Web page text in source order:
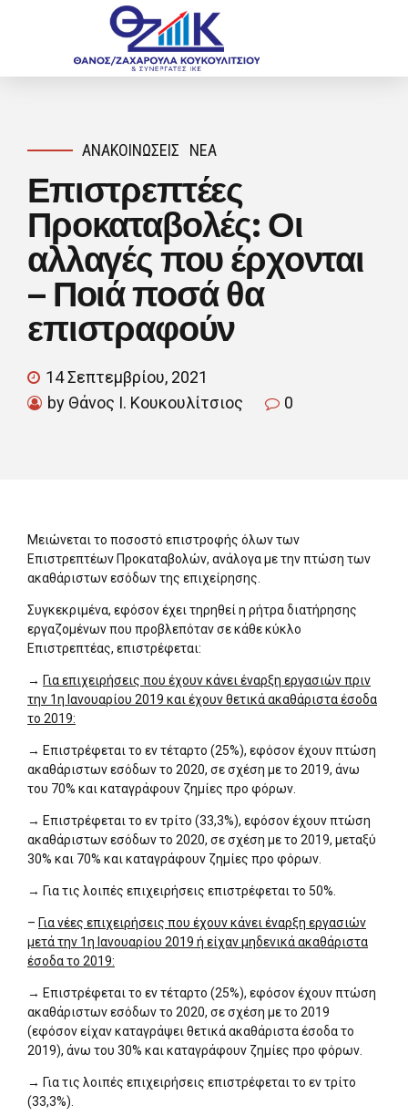
ΑΝΑΚΟΙΝΏΣΕΙΣ ΝΈΑ
Επιστρεπτέες
Προκαταβολές: Οι
αλλαγές που έρχονται
– Ποιά ποσά θα
επιστραφούν
14 Σεπτεμβρίου, 2021
by Θάνος Ι. Κουκουλίτσιος
0
Μειώνεται το ποσοστό επιστροφής όλων των
Επιστρεπτέων Προκαταβολών, ανάλογα με την πτώση των
ακαθάριστων εσόδων της επιχείρησης.
Συγκεκριμένα, εφόσον έχει τηρηθεί η ρήτρα διατήρησης
εργαζομένων που προβλεπόταν σε κάθε κύκλο
Επιστρεπτέας, επιστρέφεται:
→ Για επιχειρήσεις που έχουν κάνει έναρξη εργασιών πριν
την 1η Ιανουαρίου 2019 και έχουν θετικά ακαθάριστα έσοδα
το 2019:
→ Επιστρέφεται το εν τέταρτο (25%), εφόσον έχουν πτώση
ακαθάριστων εσόδων το 2020, σε σχέση με το 2019, άνω
του 70% και καταγράφουν ζημίες προ φόρων.
→ Επιστρέφεται το εν τρίτο (33,3%), εφόσον έχουν πτώση
ακαθάριστων εσόδων το 2020, σε σχέση με το 2019, μεταξύ
30% και 70% και καταγράφουν ζημίες προ φόρων.
→ Για τις λοιπές επιχειρήσεις επιστρέφεται το 50%.
– Για νέες επιχειρήσεις που έχουν κάνει έναρξη εργασιών
μετά την 1η Ιανουαρίου 2019 ή είχαν μηδενικά ακαθάριστα
έσοδα το 2019:
→ Επιστρέφεται το εν τέταρτο (25%), εφόσον έχουν πτώση
ακαθάριστων εσόδων το 2020, σε σχέση με το 2019
(εφόσον είχαν καταγράψει θετικά ακαθάριστα έσοδα το
2019), άνω του 30% και καταγράφουν ζημίες προ φόρων.
→ Για τις λοιπές επιχειρήσεις επιστρέφεται το εν τρίτο
(33,3%).